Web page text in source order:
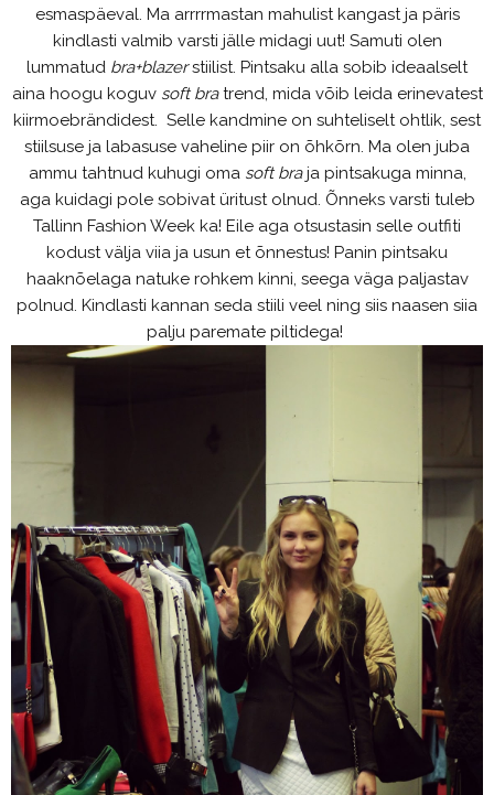
esmaspäeval. Ma arrrrmastan mahulist kangast ja päris
kindlasti valmib varsti jälle midagi uut! Samuti olen
lummatud bra+blazerstiilist. Pintsaku alla sobib ideaalselt
aina hoogu koguv soft bratrend, mida võib leida erinevatest
kiirmoebrändidest. Selle kandmine on suhteliselt ohtlik, sest
stiilsuse ja labasuse vaheline piir on õhkõrn. Ma olen juba
ammu tahtnud kuhugi oma soft braja pintsakuga minna,
aga kuidagi pole sobivat üritust olnud. Õnneks varsti tuleb
Tallinn Fashion Week ka! Eile aga otsustasin selle outfiti
kodust välja viia ja usun et õnnestus! Panin pintsaku
haaknõelaga natuke rohkem kinni, seega väga paljastav
polnud. Kindlasti kannan seda stiili veel ning siis naasen siia
palju paremate piltidega!